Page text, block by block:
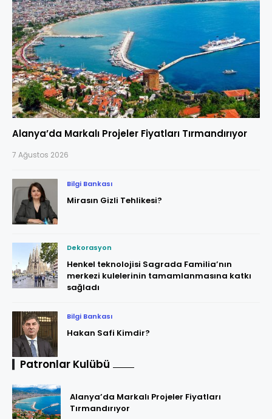
Alanya’da Markalı Projeler Fiyatları Tırmandırıyor
7 Ağustos 2026
Bilgi Bankası
Mirasın Gizli Tehlikesi?
Dekorasyon
Henkel teknolojisi Sagrada Familia’nın
merkezi kulelerinin tamamlanmasına katkı
sağladı
Bilgi Bankası
Hakan Safi Kimdir?
Patronlar Kulübü
Alanya’da Markalı Projeler Fiyatları
Tırmandırıyor